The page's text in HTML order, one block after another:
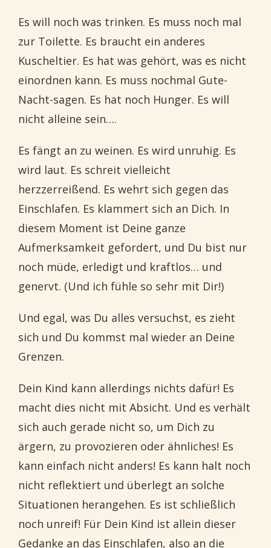
Es will noch was trinken. Es muss noch mal
zur Toilette. Es braucht ein anderes
Kuscheltier. Es hat was gehört, was es nicht
einordnen kann. Es muss nochmal Gute-
Nacht-sagen. Es hat noch Hunger. Es will
nicht alleine sein….
Es fängt an zu weinen. Es wird unruhig. Es
wird laut. Es schreit vielleicht
herzzerreißend. Es wehrt sich gegen das
Einschlafen. Es klammert sich an Dich. In
diesem Moment ist Deine ganze
Aufmerksamkeit gefordert, und Du bist nur
noch müde, erledigt und kraftlos… und
genervt. (Und ich fühle so sehr mit Dir!)
Und egal, was Du alles versuchst, es zieht
sich und Du kommst mal wieder an Deine
Grenzen.
Dein Kind kann allerdings nichts dafür! Es
macht dies nicht mit Absicht. Und es verhält
sich auch gerade nicht so, um Dich zu
ärgern, zu provozieren oder ähnliches! Es
kann einfach nicht anders! Es kann halt noch
nicht reflektiert und überlegt an solche
Situationen herangehen. Es ist schließlich
noch unreif! Für Dein Kind ist allein dieser
Gedanke an das Einschlafen, also an die